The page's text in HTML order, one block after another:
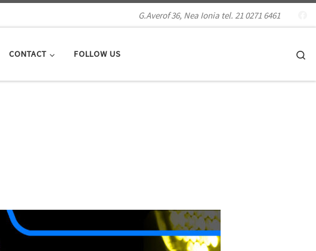
G.Averof 36, Nea Ionia tel. 21 0271 6461
CONTACT FOLLOW US